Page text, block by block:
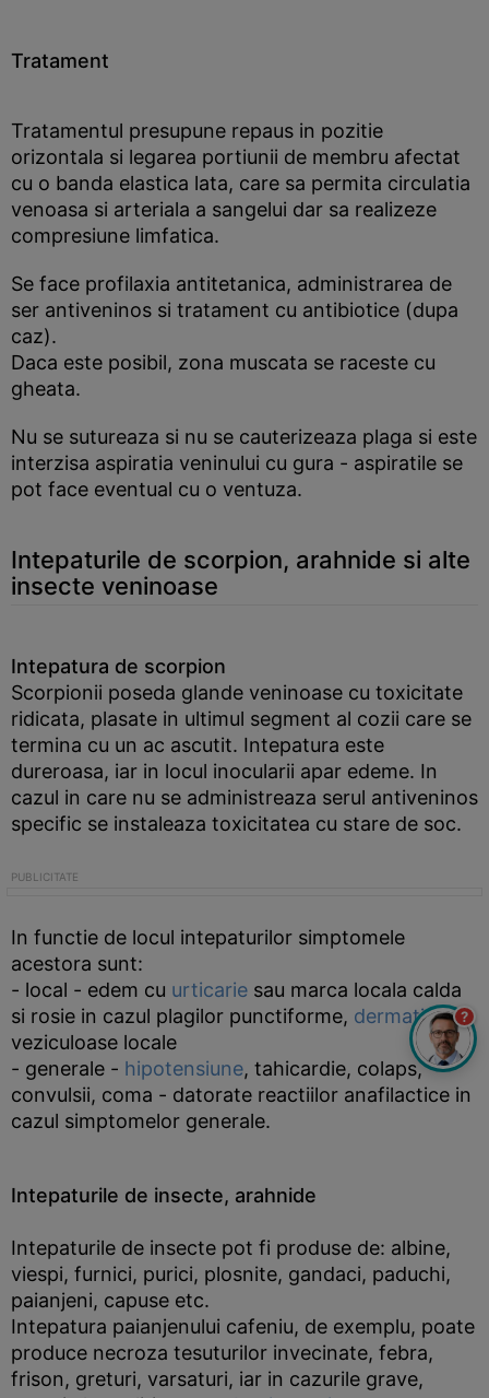
Tratament
Tratamentul presupune repaus in pozitie
orizontala si legarea portiunii de membru afectat
cu o banda elastica lata, care sa permita circulatia
venoasa si arteriala a sangelui dar sa realizeze
compresiune limfatica.
Se face profilaxia antitetanica, administrarea de
ser antiveninos si tratament cu antibiotice (dupa
caz).
Daca este posibil, zona muscata se raceste cu
gheata.
Nu se sutureaza si nu se cauterizeaza plaga si este
interzisa aspiratia veninului cu gura - aspiratile se
pot face eventual cu o ventuza.
Intepaturile de scorpion, arahnide si alte
insecte veninoase
Intepatura de scorpion
Scorpionii poseda glande veninoase cu toxicitate
ridicata, plasate in ultimul segment al cozii care se
termina cu un ac ascutit. Intepatura este
dureroasa, iar in locul inocularii apar edeme. In
cazul in care nu se administreaza serul antiveninos
specific se instaleaza toxicitatea cu stare de soc.
In functie de locul intepaturilor simptomele
acestora sunt:
- local - edem cu urticarie sau marca locala calda
si rosie in cazul plagilor punctiforme, dermatite
veziculoase locale
- generale - hipotensiune, tahicardie, colaps,
convulsii, coma - datorate reactiilor anafilactice in
cazul simptomelor generale.
Intepaturile de insecte, arahnide
Intepaturile de insecte pot fi produse de: albine,
viespi, furnici, purici, plosnite, gandaci, paduchi,
paianjeni, capuse etc.
Intepatura paianjenului cafeniu, de exemplu, poate
produce necroza tesuturilor invecinate, febra,
frison, greturi, varsaturi, iar in cazurile grave,
?